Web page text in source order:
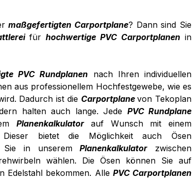
maßgefertigten Carportplane? Dann sind Sie
fürhochwertige PVC Carportplanen in
PVC Rundplanen nach Ihren individuellen
aus professionellem Hochfestgewebe, wie es
Dadurch ist die Carportplanevon Tekoplan
halten auch lange. Jede PVC Rundplane
Planenkalkulatorauf Wunsch mit einem
Dieser bietet die Möglichkeit auch Ösen
Sie in unseremPlanenkalkulator zwischen
wählen. Die Ösen können Sie auf
Edelstahl bekommen. Alle PVC Carportplanen